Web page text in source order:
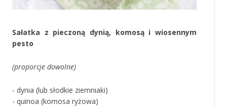
Sałatka z pieczoną dynią, komosą i wiosennym
pesto
(proporcje dowolne)
- dynia (lub słodkie ziemniaki)
- quinoa (komosa ryżowa)